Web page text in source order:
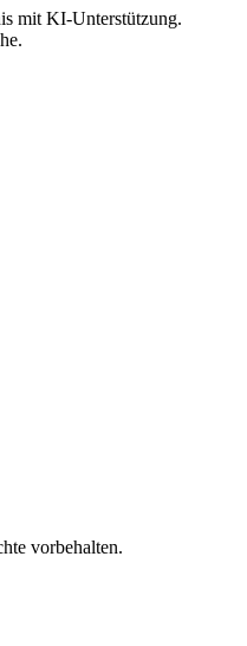
mit KI-Unterstützung.
vorbehalten.